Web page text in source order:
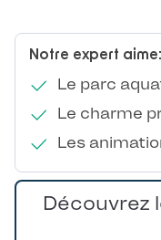
Notre expert aime:
Le parc
Le charme
Les
Découvrez